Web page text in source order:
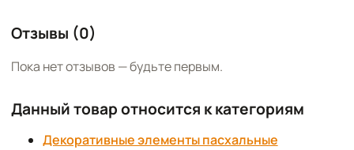
Отзывы (0)
Пока нет отзывов — будьте первым.
Данный товар относится к категориям
Декоративные элементы пасхальные